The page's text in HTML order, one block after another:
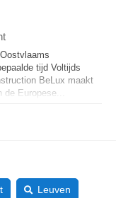
tijd Voltijds
BeLux maakt
Europese...
Leuven